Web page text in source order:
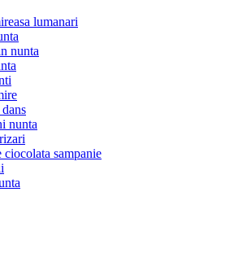
lumanari
nunta
nunta
ciocolata sampanie